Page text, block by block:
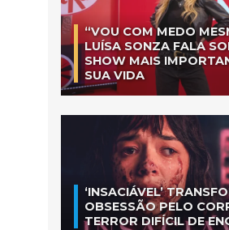
“VOU COM MEDO
LUÍSA SONZA FALA
SHOW MAIS
SUA VIDA
‘INSACIÁVEL’
OBSESSÃO PELO
TERROR DIFÍCIL DE